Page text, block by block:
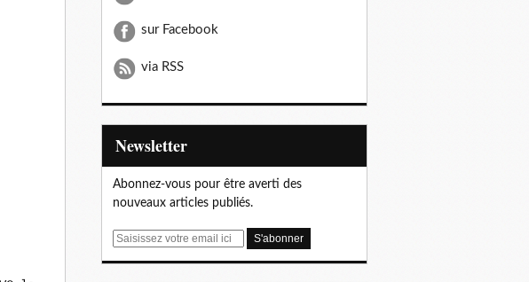
sur Facebook
via RSS
Newsletter
Abonnez-vous pour être averti des
nouveaux articles publiés.
E